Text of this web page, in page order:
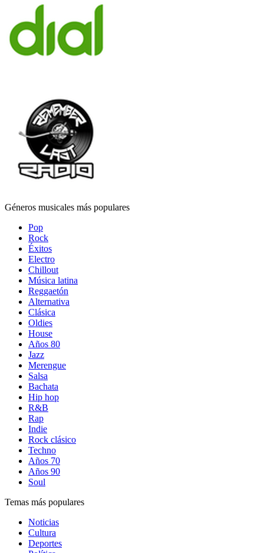
Géneros musicales más populares
Pop
Rock
Éxitos
Electro
Chillout
Música latina
Reggaetón
Alternativa
Clásica
Oldies
House
Años 80
Jazz
Merengue
Salsa
Bachata
Hip hop
R&B
Rap
Indie
Rock clásico
Techno
Años 70
Años 90
Soul
Temas más populares
Noticias
Cultura
Deportes